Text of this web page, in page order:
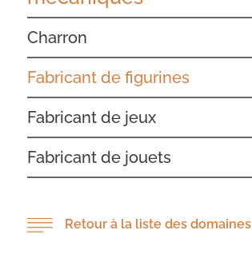
Charron
Fabricant de figurines
Fabricant de jeux
Fabricant de jouets
Retour à la liste des domaines